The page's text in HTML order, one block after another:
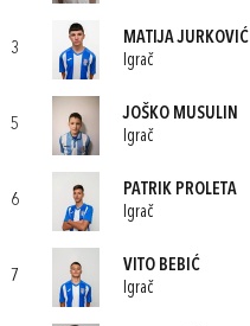
3
MATIJA JURKOVIĆ
Igrač
5
JOŠKO MUSULIN
Igrač
6
PATRIK PROLETA
Igrač
7
VITO BEBIĆ
Igrač